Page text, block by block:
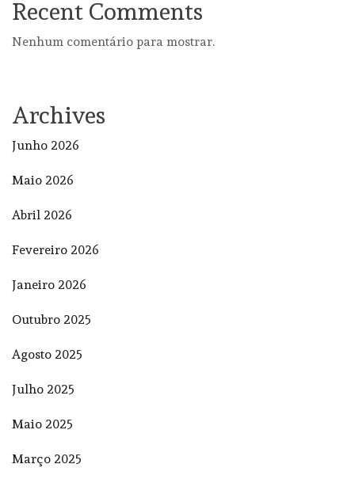
Recent Comments
Nenhum comentário para mostrar.
Archives
Junho 2026
Maio 2026
Abril 2026
Fevereiro 2026
Janeiro 2026
Outubro 2025
Agosto 2025
Julho 2025
Maio 2025
Março 2025